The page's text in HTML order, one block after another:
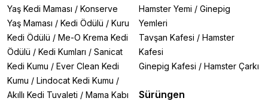
Yaş Kedi Maması / Konserve
Yaş Maması / Kedi Ödülü / Kuru
Kedi Ödülü / Me-O Krema Kedi
Ödülü / Kedi Kumları / Sanicat
Kedi Kumu / Ever Clean Kedi
Kumu / Lindocat Kedi Kumu /
Akıllı Kedi Tuvaleti / Mama Kabı
Hamster Yemi / Ginepig
Yemleri
Tavşan Kafesi / Hamster
Kafesi
Ginepig Kafesi / Hamster Çarkı
Sürüngen